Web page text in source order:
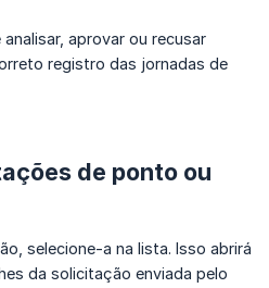
aprovar ou recusar
registro das jornadas de
de ponto ou
selecione-a na lista. Isso abrirá
da solicitação enviada pelo